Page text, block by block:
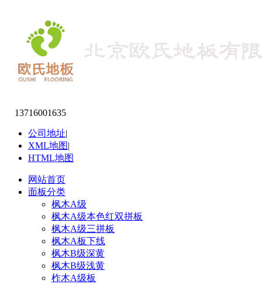
13716001635
公司地址|
XML地图|
HTML地图
网站首页
面板分类
枫木A级
枫木A级本色红双拼板
枫木A级三拼板
枫木A板下线
枫木B级深黄
枫木B级浅黄
柞木A级板